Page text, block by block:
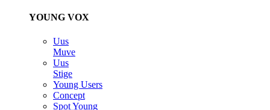
YOUNG VOX
Uus
Muve
Uus
Stige
Young Users
Concept
Spot Young